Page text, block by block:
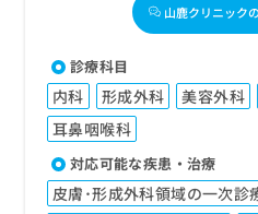
山鹿クリニック
診療科目
内科 形成外科 美容外科
耳鼻咽喉科
対応可能な疾患・治療
皮膚･形成外科領域の一次診